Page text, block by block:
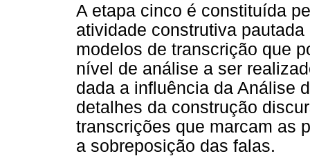
A etapa cinco é constituída
atividade construtiva
modelos de transcrição que
nível de análise a ser
dada a influência da Análise
detalhes da construção
transcrições que marcam as
a sobreposição das falas.